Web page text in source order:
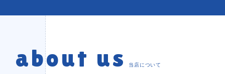
about us 当店について